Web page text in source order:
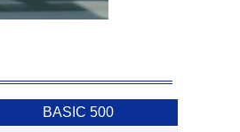
BASIC 500